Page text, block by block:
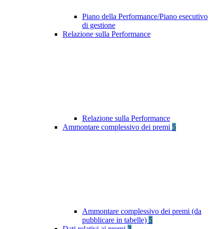
Piano della Performance/Piano esecutivo
di gestione
Relazione sulla Performance
Relazione sulla Performance
Ammontare complessivo dei premi 5
Ammontare complessivo dei premi (da
pubblicare in tabelle) 5